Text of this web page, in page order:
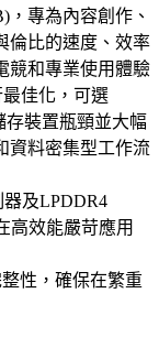
，專為內容創作、
倫比的速度、效率
競和專業使用體驗
佳化，可選
存裝置瓶頸並大幅
資料密集型工作流
器及LPDDR4
高效能嚴苛應用
性，確保在繁重